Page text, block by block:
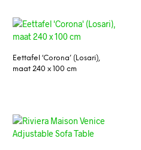
Eettafel ‘Corona’ (Losari),
maat 240 x 100 cm